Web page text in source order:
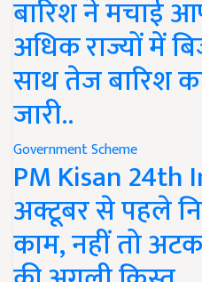
बारिश ने मचाई
अधिक राज्यों में
साथ तेज बारिश
जारी..
Government Scheme
PM Kisan 24th
अक्टूबर से पहले
काम, नहीं तो